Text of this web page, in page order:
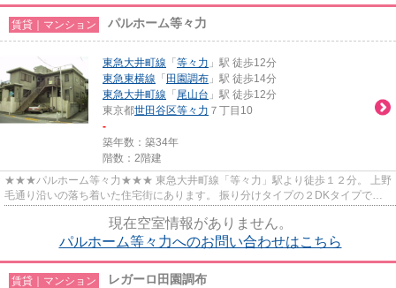
賃貸｜マンション パルホーム等々力
東急大井町線 「 等々力 」駅 徒歩12分
東急東横線 「 田園調布 」駅 徒歩14分
東急大井町線 「 尾山台 」駅 徒歩12分
東京都世田谷区等々力 ７丁目10
-
築年数：築34年
階数：2階建
★★★パルホーム等々力★★★ 東急大井町線「等々力」駅より徒歩１２分。 上野
毛通り沿いの落ち着いた住宅街にあります。 振り分けタイプの２DKタイプでカ
現在空室情報がありません。
パルホーム等々力へのお問い合わせはこちら
賃貸｜マンション レガーロ田園調布